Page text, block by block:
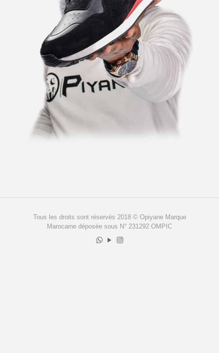
Tous les droits sont réservés 2018 © Opiyane Marque
Marocaine déposée sous N° 231292 OMPIC